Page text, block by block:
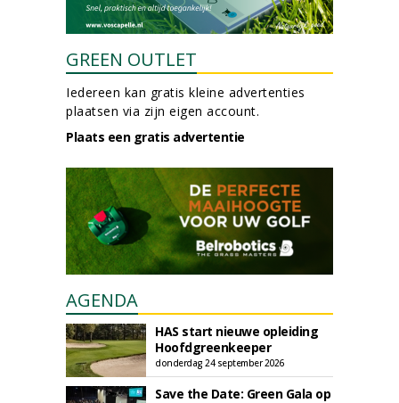
GREEN OUTLET
Iedereen kan gratis kleine advertenties
plaatsen via zijn eigen account.
Plaats een gratis advertentie
AGENDA
HAS start nieuwe opleiding
Hoofdgreenkeeper
donderdag 24 september 2026
Save the Date: Green Gala op